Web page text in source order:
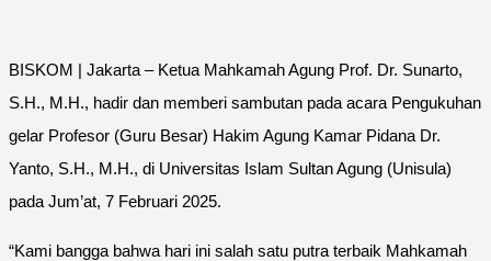
BISKOM | Jakarta – Ketua Mahkamah Agung Prof. Dr. Sunarto,
S.H., M.H., hadir dan memberi sambutan pada acara Pengukuhan
gelar Profesor (Guru Besar) Hakim Agung Kamar Pidana Dr.
Yanto, S.H., M.H., di Universitas Islam Sultan Agung (Unisula)
pada Jum’at, 7 Februari 2025.
“Kami bangga bahwa hari ini salah satu putra terbaik Mahkamah